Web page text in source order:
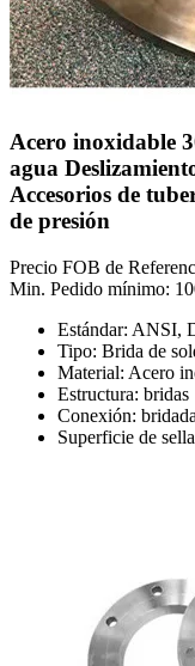
Acero inoxidable
agua
Accesorios de
de presión
Precio FOB de
Min. Pedido mínimo:
Estándar: ANSI,
Tipo: Brida de
Material: Acero
Estructura: bridas
Conexión: bridada
Superficie de